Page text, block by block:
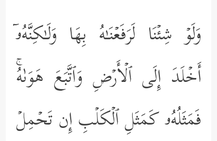
وَلَوۡ شِئۡنَا لَرَفَعۡنَـٰهُ بِهَا وَلَـٰكِنَّهُۥۤ
أَخۡلَدَ إِلَى ٱلۡأَرۡضِ وَٱتَّبَعَ هَوَىٰهُۚ
فَمَثَلُهُۥ كَمَثَلِ ٱلۡكَلۡبِ إِن تَحۡمِلۡ